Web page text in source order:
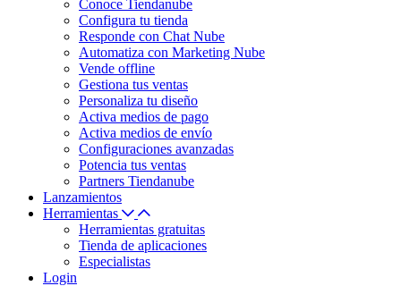
Conoce Tiendanube
Configura tu tienda
Responde con Chat Nube
Automatiza con Marketing Nube
Vende offline
Gestiona tus ventas
Personaliza tu diseño
Activa medios de pago
Activa medios de envío
Configuraciones avanzadas
Potencia tus ventas
Partners Tiendanube
Lanzamientos
Herramientas
Herramientas gratuitas
Tienda de aplicaciones
Especialistas
Login